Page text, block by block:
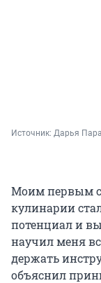
Источник: Дарья
Моим первым
кулинарии
потенциал и
научил меня
держать
объяснил